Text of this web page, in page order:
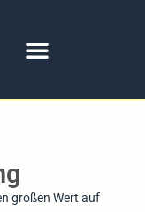
großen Wert auf